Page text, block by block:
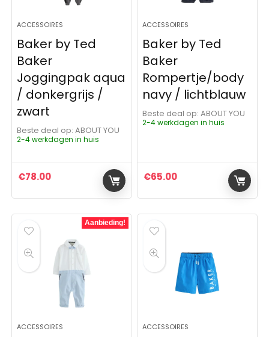
ACCESSOIRES
Baker by Ted
Baker
Joggingpak aqua
/ donkergrijs /
zwart
Beste deal op:
ABOUT YOU
2-4 werkdagen in huis
€78.00
ACCESSOIRES
Baker by Ted
Baker
Rompertje/body
navy / lichtblauw
Beste deal op:
ABOUT YOU
2-4 werkdagen in huis
€65.00
Aanbieding!
ACCESSOIRES ACCESSOIRES